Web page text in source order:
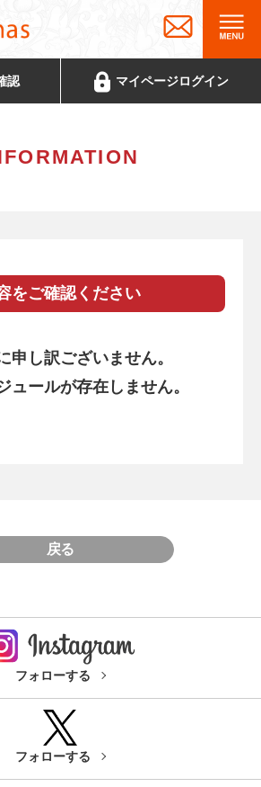
認 マイページログイン
をご確認ください
申し訳ございません。
ュールが存在しません。
戻る
フォローする
フォローする